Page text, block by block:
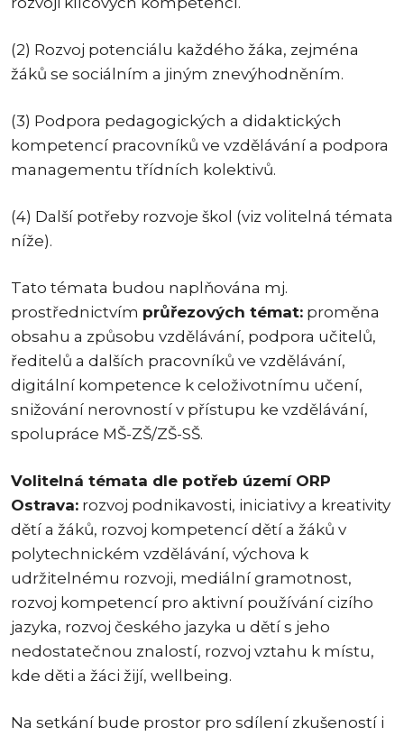
(2) Rozvoj potenciálu každého žáka, zejména
žáků se sociálním a jiným znevýhodněním.
(3) Podpora pedagogických a didaktických
kompetencí pracovníků ve vzdělávání a podpora
managementu třídních kolektivů.
(4) Další potřeby rozvoje škol (viz volitelná témata
níže).
Tato témata budou naplňována mj.
prostřednictvím průřezových témat: proměna
obsahu a způsobu vzdělávání, podpora učitelů,
ředitelů a dalších pracovníků ve vzdělávání,
digitální kompetence k celoživotnímu učení,
snižování nerovností v přístupu ke vzdělávání,
spolupráce MŠ-ZŠ/ZŠ-SŠ.
Volitelná témata dle potřeb území ORP
Ostrava: rozvoj podnikavosti, iniciativy a kreativity
dětí a žáků, rozvoj kompetencí dětí a žáků v
polytechnickém vzdělávání, výchova k
udržitelnému rozvoji, mediální gramotnost,
rozvoj kompetencí pro aktivní používání cizího
jazyka, rozvoj českého jazyka u dětí s jeho
nedostatečnou znalostí, rozvoj vztahu k místu,
kde děti a žáci žijí, wellbeing.
Na setkání bude prostor pro sdílení zkušeností i